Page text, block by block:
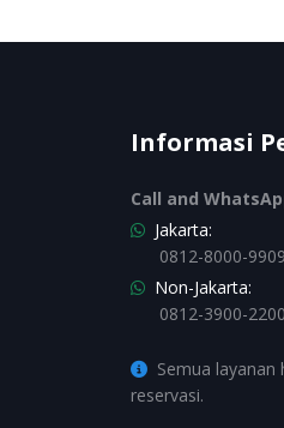
Informasi
Call and
Jakarta:
0812-8000-
Non-Jakarta:
0812-3900-2200
Semua layanan
reservasi.